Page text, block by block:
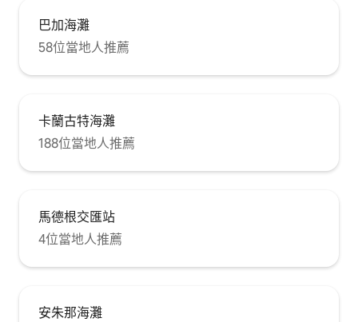
巴加海灘
58位當地人推薦
卡蘭古特海灘
188位當地人推薦
馬德根交匯站
4位當地人推薦
安朱那海灘